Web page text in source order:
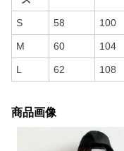
S 58 100
M 60 104
L 62 108
商品画像